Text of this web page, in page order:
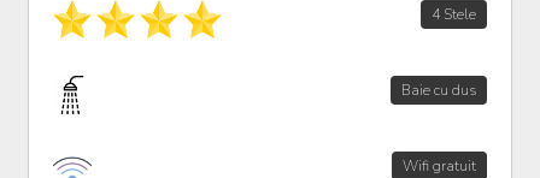
4 Stele
Baie cu dus
Wifi gratuit